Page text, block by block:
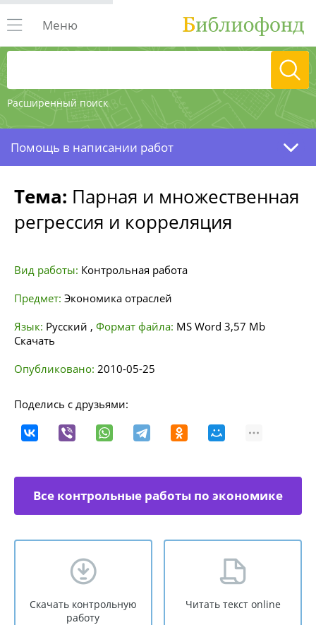
Расширенный поиск
Меню
Помощь в написании работ
Тема: Парная и множественная
регрессия и корреляция
Вид работы: Контрольная работа
Предмет: Экономика отраслей
Язык: Русский , Формат файла: MS Word 3,57 Mb
Скачать
Опубликовано: 2010-05-25
Поделись с друзьями:
Все контрольные работы по экономике
Скачать контрольную
работу
Читать текст online